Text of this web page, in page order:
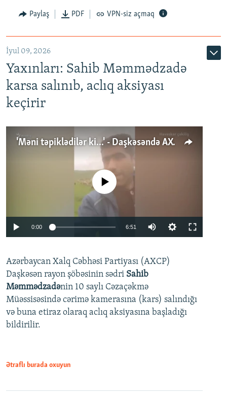
Paylaş PDF VPN-siz açmaq
İyul 09, 2026
Yaxınları: Sahib Məmmədzadə
karsa salınıb, aclıq aksiyası
keçirir
'Məni təpiklədilər ki...' - Daşkəsəndə AXCP fəalının yaxınları onun həbsinə etiraz edirlər
Auto 240p 360p
720p 1080p
No media source currently available
0:00 6:51
360p
720p
1080p
Azərbaycan Xalq Cəbhəsi Partiyası (AXCP)
Daşkəsən rayon şöbəsinin sədri Sahib
Məmmədzadənin 10 saylı Cəzaçəkmə
Müəssisəsində cərimə kamerasına (kars) salındığı
və buna etiraz olaraq aclıq aksiyasına başladığı
bildirilir.
Ətraflı burada oxuyun